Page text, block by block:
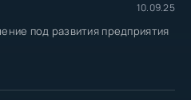
10.09.25
под развития предприятия